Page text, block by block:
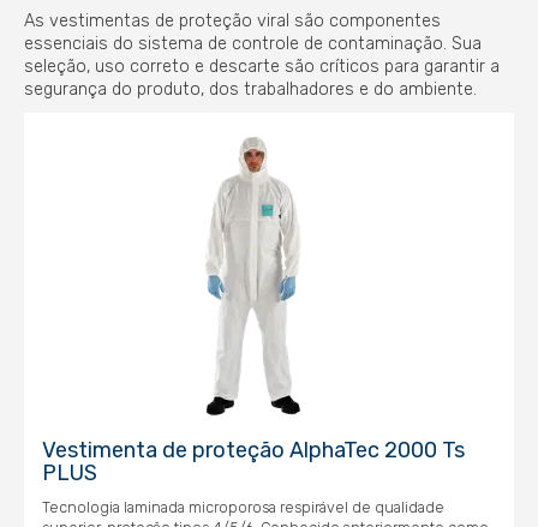
As vestimentas de proteção viral são componentes
essenciais do sistema de controle de contaminação. Sua
seleção, uso correto e descarte são críticos para garantir a
segurança do produto, dos trabalhadores e do ambiente.
Vestimenta de proteção AlphaTec 2000 Ts
PLUS
Tecnologia laminada microporosa respirável de qualidade